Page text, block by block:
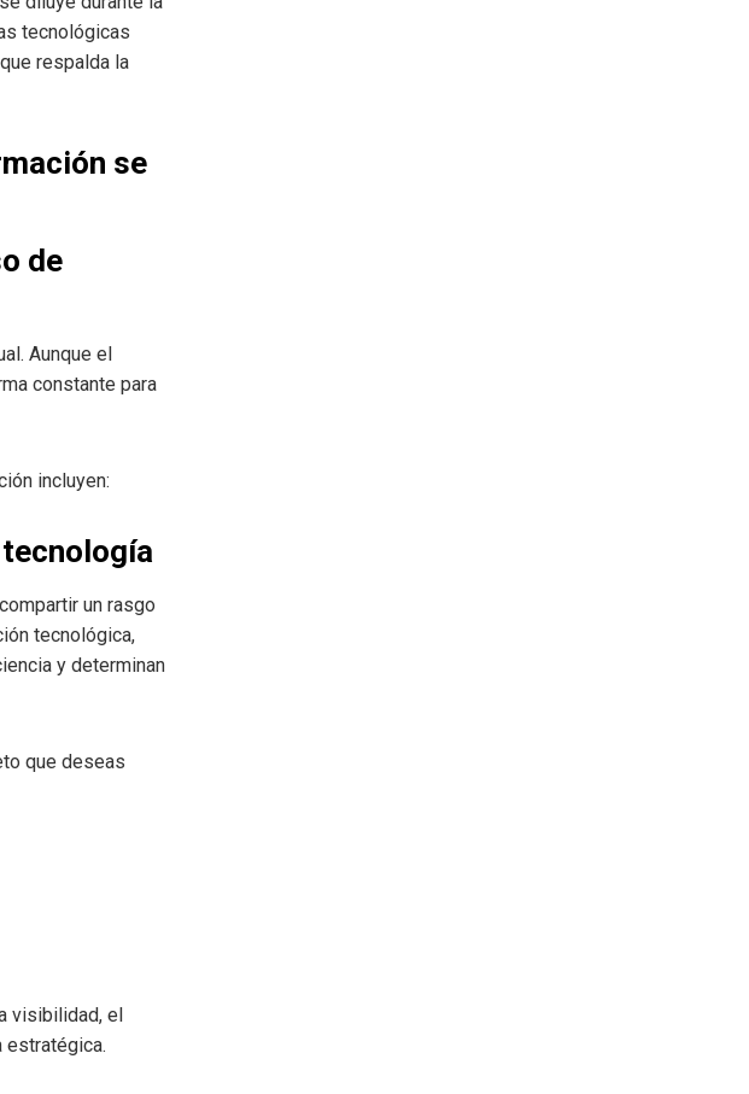
tecnológicas
respalda la
se
de
Aunque el
constante para
incluyen:
un rasgo
tecnológica,
y determinan
que deseas
visibilidad, el
estratégica.